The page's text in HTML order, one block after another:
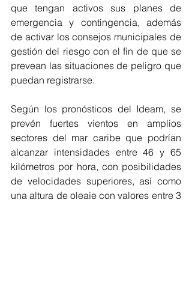
que tengan activos sus planes de
emergencia y contingencia, además
de activar los consejos municipales de
gestión del riesgo con el fin de que se
prevean las situaciones de peligro que
puedan registrarse.
Según los pronósticos del Ideam, se
prevén fuertes vientos en amplios
sectores del mar caribe que podrían
alcanzar intensidades entre 46 y 65
kilómetros por hora, con posibilidades
de velocidades superiores, así como
una altura de oleaje con valores entre 3